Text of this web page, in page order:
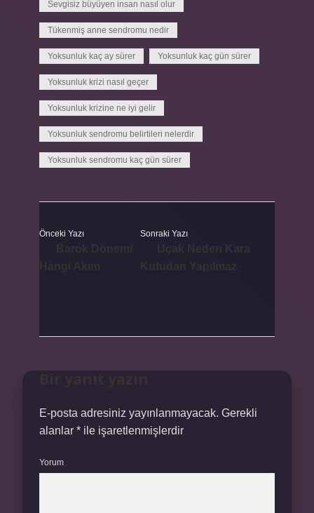
Sevgisiz büyüyen insan nasıl olur
Tükenmiş anne sendromu nedir
Yoksunluk kaç ay sürer Yoksunluk kaç gün sürer
Yoksunluk krizi nasıl geçer
Yoksunluk krizine ne iyi gelir
Yoksunluk sendromu belirtileri nelerdir
Yoksunluk sendromu kaç gün sürer
Önceki Yazı Sonraki Yazı
E-posta adresiniz yayınlanmayacak. Gerekli
alanlar * ile işaretlenmişlerdir
Yorum